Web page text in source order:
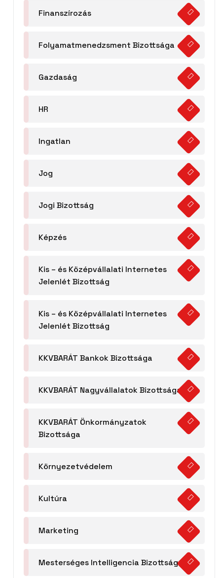
Finanszírozás
Folyamatmenedzsment Bizottsága
Gazdaság
HR
Ingatlan
Jog
Jogi Bizottság
Képzés
Kis – és Középvállalati Internetes
Jelenlét Bizottság
Kis – és Középvállalati Internetes
Jelenlét Bizottság
KKVBARÁT Bankok Bizottsága
KKVBARÁT Nagyvállalatok Bizottsága
KKVBARÁT Önkormányzatok
Bizottsága
Környezetvédelem
Kultúra
Marketing
Mesterséges Intelligencia Bizottság